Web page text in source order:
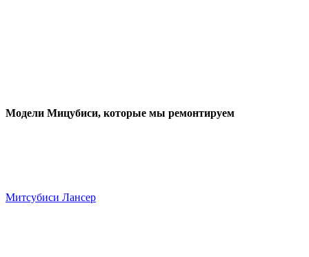
Модели Мицубиси, которые мы ремонтируем
Митсубиси Лансер